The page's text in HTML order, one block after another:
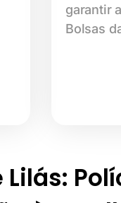
garantir
Bolsas
Lilás: